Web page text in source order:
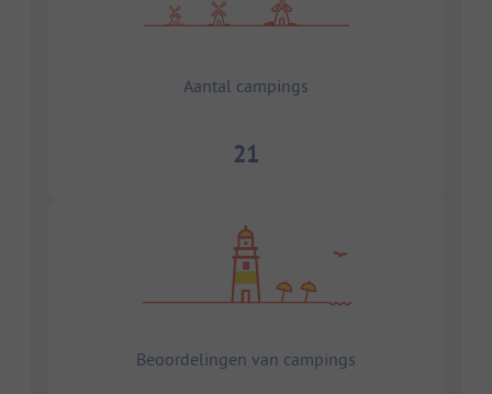
Aantal campings
21
Beoordelingen van campings